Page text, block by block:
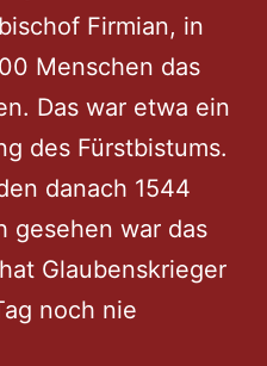
Firmian, in
Menschen das
Das war etwa ein
des Fürstbistums.
danach 1544
gesehen war das
Glaubenskrieger
noch nie